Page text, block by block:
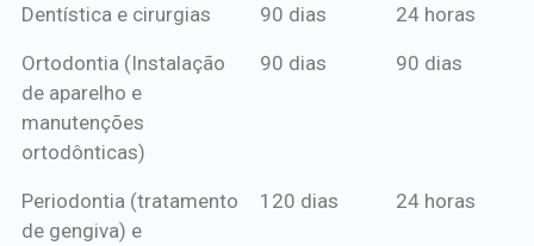
Dentística e cirurgias 90 dias 24 horas
Ortodontia (Instalação
de aparelho e
manutenções
ortodônticas)
90 dias 90 dias
Periodontia (tratamento
de gengiva) e
120 dias 24 horas